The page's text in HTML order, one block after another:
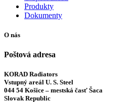
Produkty
Dokumenty
O nás
Poštová adresa
KORAD Radiators
Vstupný areál U. S. Steel
044 54 Košice – mestská časť Šaca
Slovak Republic